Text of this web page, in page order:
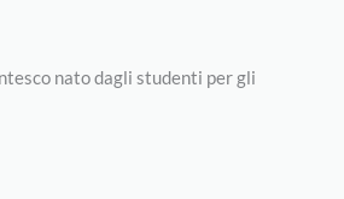
nato dagli studenti per gli